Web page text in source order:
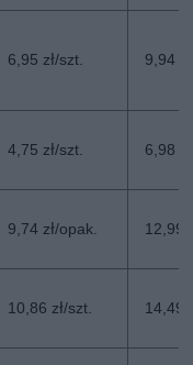
6,95 zł/szt. 9,94
4,75 zł/szt. 6,98
9,74 zł/opak. 12,99
10,86 zł/szt. 14,49